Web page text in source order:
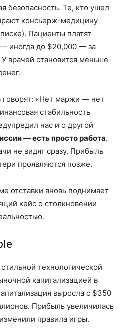
безопасность. Те, кто ушел
консьерж-медицину
Пациенты платят
иногда до $20,000 — за
врачей становится меньше
говорят: «Нет маржи — нет
стабильность
нас и о другой
— есть просто работа.
не видят сразу. Прибыль
проявляются позже.
отставки вновь поднимает
кейс о столкновении
технологической
капитализацией в
выросла с $350
Прибыль увеличилась
правила игры.